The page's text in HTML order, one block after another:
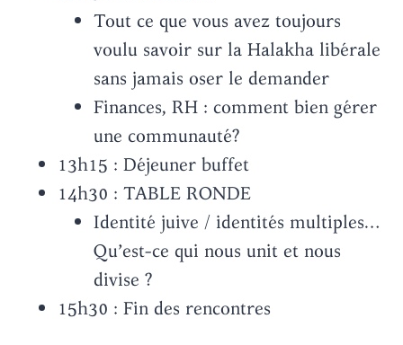
Tout ce que vous avez toujours
voulu savoir sur la Halakha libérale
sans jamais oser le demander
Finances, RH : comment bien gérer
une communauté?
13h15 : Déjeuner buffet
14h30 : TABLE RONDE
Identité juive / identités multiples…
Qu’est-ce qui nous unit et nous
divise ?
15h30 : Fin des rencontres